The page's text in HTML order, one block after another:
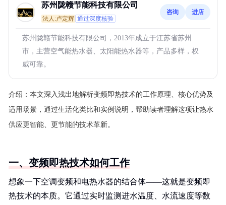
苏州陇赣节能科技有限公司
法人:卢定辉 通过深度核验
咨询 进店
苏州陇赣节能科技有限公司，2013年成立于江苏省苏州
市，主营空气能热水器、太阳能热水器等，产品多样，权
威可靠。
介绍： 本文深入浅出地解析变频即热技术的工作原理、核心优势及
适用场景，通过生活化类比和实例说明，帮助读者理解这项让热水
供应更智能、更节能的技术革新。
一、变频即热技术如何工作
想象一下空调变频和电热水器的结合体——这就是变频即
热技术的本质。它通过实时监测进水温度、水流速度等数